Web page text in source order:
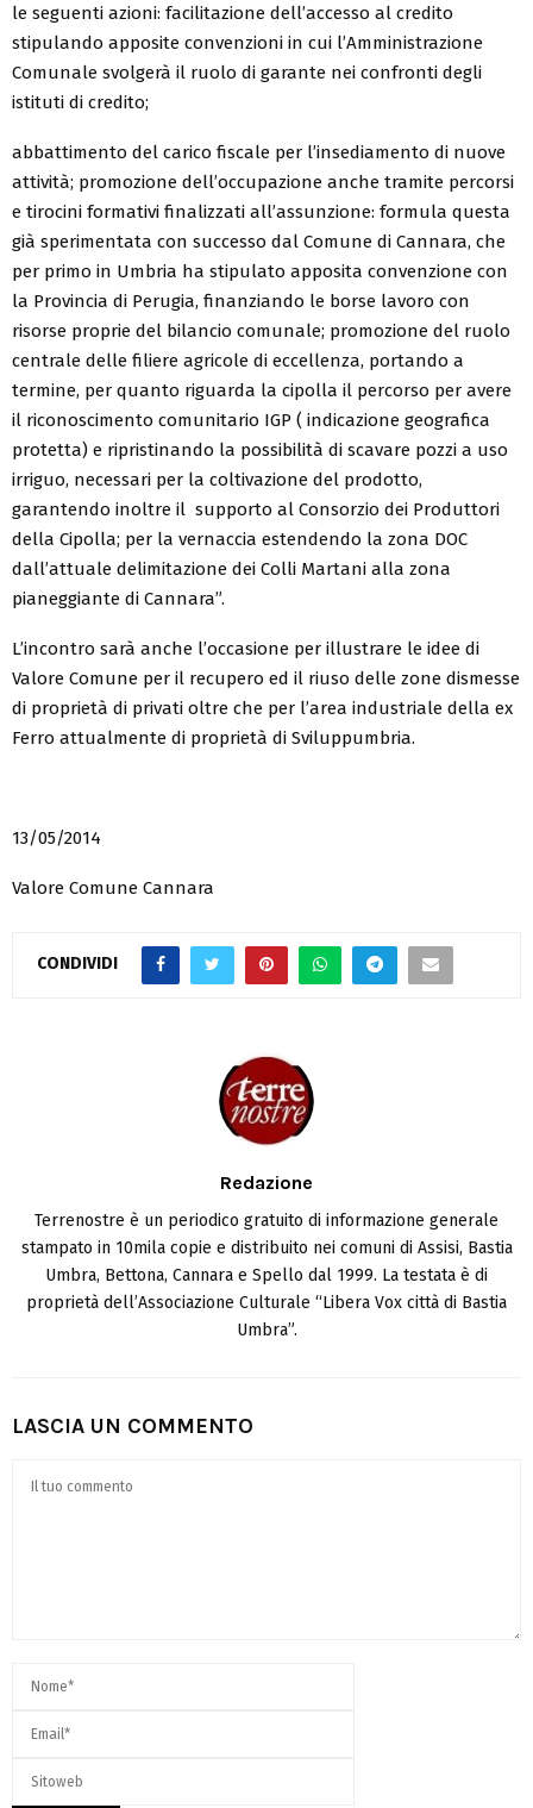
le seguenti azioni: facilitazione dell’accesso al credito
stipulando apposite convenzioni in cui l’Amministrazione
Comunale svolgerà il ruolo di garante nei confronti degli
istituti di credito;
abbattimento del carico fiscale per l’insediamento di nuove
attività; promozione dell’occupazione anche tramite percorsi
e tirocini formativi finalizzati all’assunzione: formula questa
già sperimentata con successo dal Comune di Cannara, che
per primo in Umbria ha stipulato apposita convenzione con
la Provincia di Perugia, finanziando le borse lavoro con
risorse proprie del bilancio comunale; promozione del ruolo
centrale delle filiere agricole di eccellenza, portando a
termine, per quanto riguarda la cipolla il percorso per avere
il riconoscimento comunitario IGP ( indicazione geografica
protetta) e ripristinando la possibilità di scavare pozzi a uso
irriguo, necessari per la coltivazione del prodotto,
garantendo inoltre il supporto al Consorzio dei Produttori
della Cipolla; per la vernaccia estendendo la zona DOC
dall’attuale delimitazione dei Colli Martani alla zona
pianeggiante di Cannara”.
L’incontro sarà anche l’occasione per illustrare le idee di
Valore Comune per il recupero ed il riuso delle zone dismesse
di proprietà di privati oltre che per l’area industriale della ex
Ferro attualmente di proprietà di Sviluppumbria.
13/05/2014
Valore Comune Cannara
CONDIVIDI
Redazione
Terrenostre è un periodico gratuito di informazione generale
stampato in 10mila copie e distribuito nei comuni di Assisi, Bastia
Umbra, Bettona, Cannara e Spello dal 1999. La testata è di
proprietà dell’Associazione Culturale “Libera Vox città di Bastia
Umbra”.
LASCIA UN COMMENTO